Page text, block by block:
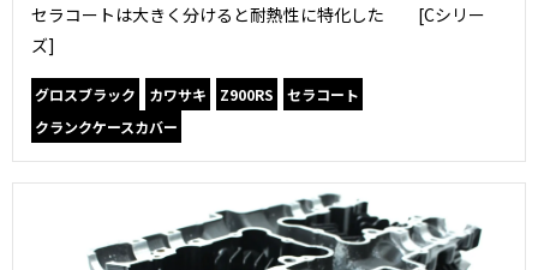
セラコートは大きく分けると耐熱性に特化した [Cシリー
ズ]
グロスブラック カワサキ Z900RS
セラコート
クランクケースカバー